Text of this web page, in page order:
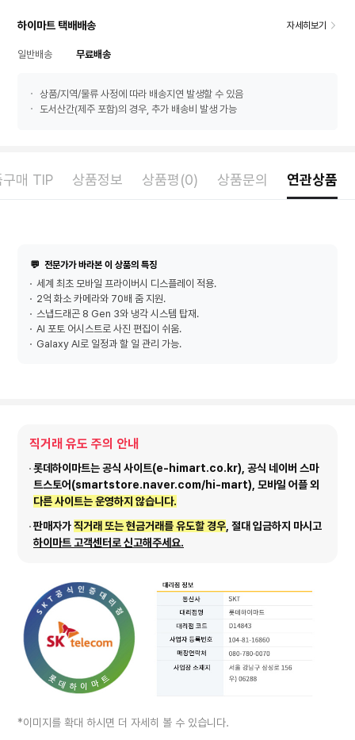
하이마트 택배배송 자세히보기
일반배송 무료배송
상품/지역/물류 사정에 따라 배송지연 발생할 수 있음
도서산간(제주 포함)의 경우, 추가 배송비 발생 가능
구매 TIP 상품정보 상품평(0) 상품문의 연관상품
💬 전문가가 바라본 이 상품의 특징
세계 최초 모바일 프라이버시 디스플레이 적용.
2억 화소 카메라와 70배 줌 지원.
스냅드래곤 8 Gen 3와 냉각 시스템 탑재.
AI 포토 어시스트로 사진 편집이 쉬움.
Galaxy AI로 일정과 할 일 관리 가능.
직거래 유도 주의 안내
롯데하이마트는 공식 사이트(e-himart.co.kr), 공식 네이버 스마
트스토어(smartstore.naver.com/hi-mart), 모바일 어플 외
다른 사이트는 운영하지 않습니다.
판매자가직거래 또는 현금거래를 유도할 경우, 절대 입금하지 마시고
하이마트 고객센터로 신고해주세요.
*이미지를 확대 하시면 더 자세히 볼 수 있습니다.